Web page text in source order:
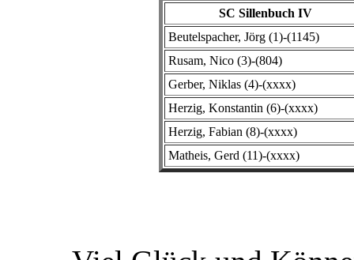
SC Sillenbuch IV
Beutelspacher, Jörg (1)-(1145)
Rusam, Nico (3)-(804)
Gerber, Niklas (4)-(xxxx)
Herzig, Konstantin (6)-(xxxx)
Herzig, Fabian (8)-(xxxx)
Matheis, Gerd (11)-(xxxx)